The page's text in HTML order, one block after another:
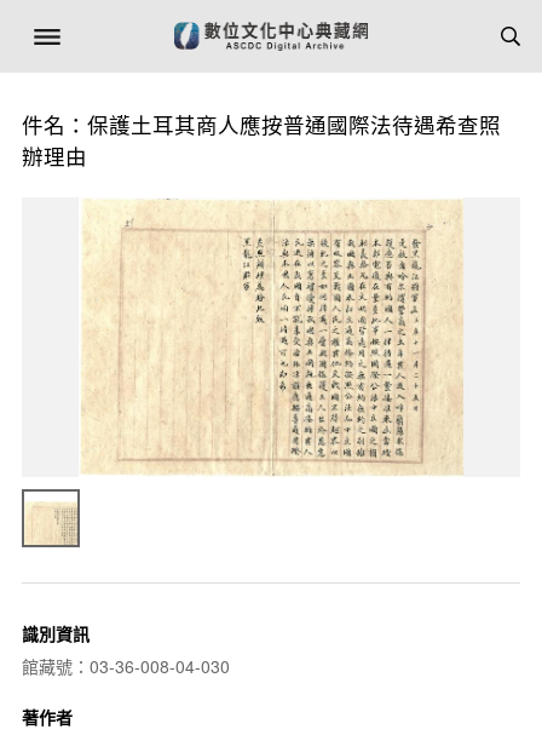
件名：保護土耳其商人應按普通國際法待遇希查照
辦理由
識別資訊
館藏號：03-36-008-04-030
著作者